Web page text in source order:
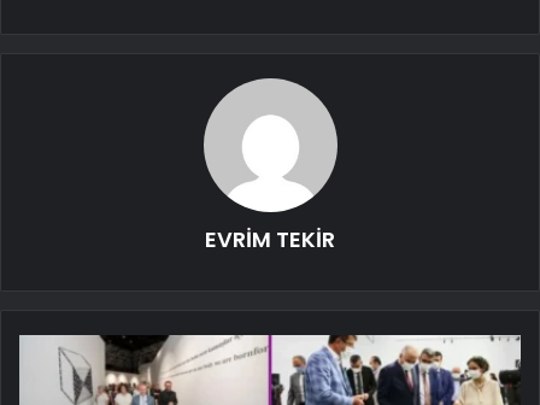
EVRİM TEKİR